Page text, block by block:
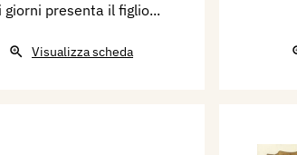
giorni presenta il figlio...
Visualizza scheda